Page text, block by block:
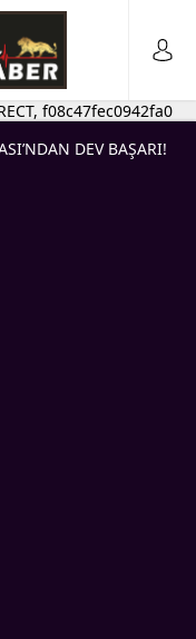
f08c47fec0942fa0
DEV BAŞARI!